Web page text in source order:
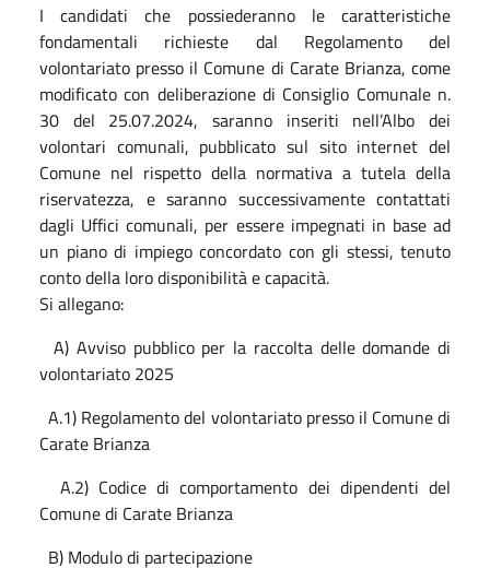
I candidati che possiederanno le caratteristiche
fondamentali richieste dal Regolamento del
volontariato presso il Comune di Carate Brianza, come
modificato con deliberazione di Consiglio Comunale n.
30 del 25.07.2024, saranno inseriti nell’Albo dei
volontari comunali, pubblicato sul sito internet del
Comune nel rispetto della normativa a tutela della
riservatezza, e saranno successivamente contattati
dagli Uffici comunali, per essere impegnati in base ad
un piano di impiego concordato con gli stessi, tenuto
conto della loro disponibilità e capacità.
Si allegano:
A) Avviso pubblico per la raccolta delle domande di
volontariato 2025
A.1) Regolamento del volontariato presso il Comune di
Carate Brianza
A.2) Codice di comportamento dei dipendenti del
Comune di Carate Brianza
B) Modulo di partecipazione